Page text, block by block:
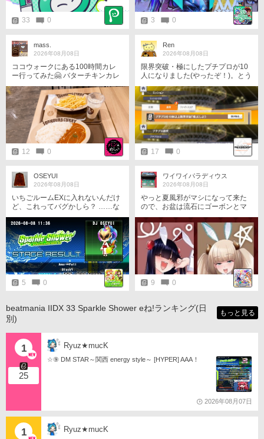
joyLife #パセリくん
33
0 3 0
mass.
2026年08月08日
ココウォークにある100時間カレ
ー行ってみた🤗 バターチキンカレ
食べやすかった♪（辛いと鼻水止ま
らんくて困るので🤧） 次行ったら
オリジナルビーフカレー食べてみ
たい！（これも辛くないらしい）
https://x.com/i/status/20860530679
30390648
12
0
Ren
2026年08月08日
限界突破・極にしたプチプロが10
人になりました(やったぞ！)。とう
み)
17 0
OSEYUI
2026年08月08日
いちごルームEXに入れないんだけ
ど、これってバグかしら？ ……な
どと考えていたのですが、自分が
謎解きをやってなくていちごルー
ム終わってなかったのが原因でし
たw 他責ｲｸﾅｲ!!(⁠・⁠∀⁠・⁠)
5 0
ワイワイパラディウス
2026年08月08日
やっと夏風邪がマシになって来た
ので、お盆は流石にゴーボンとマ
フガしたい。 期間内に票どれくら
い取れるかに寄るけど、セピアさ
ん→ヒイロの順でいれまー。
9 0
beatmania IIDX 33 Sparkle Shower eね!ランキング(日
別)
もっと見る
1
25
Ryuz★mucK
☆⑨ DM STAR～関西 energy style～ [HYPER] AAA！
2026年08月07日
1 Ryuz★mucK